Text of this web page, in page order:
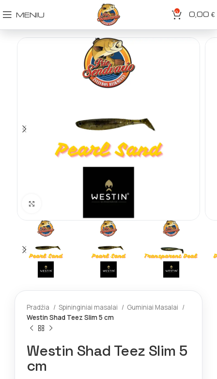
MENIU 0 0,00 €
Spustelėkite norėdami padidinti
Pradžia Spininginiai masalai
Guminiai Masalai
Westin Shad Teez Slim 5 cm
Westin Shad Teez Slim 5
cm